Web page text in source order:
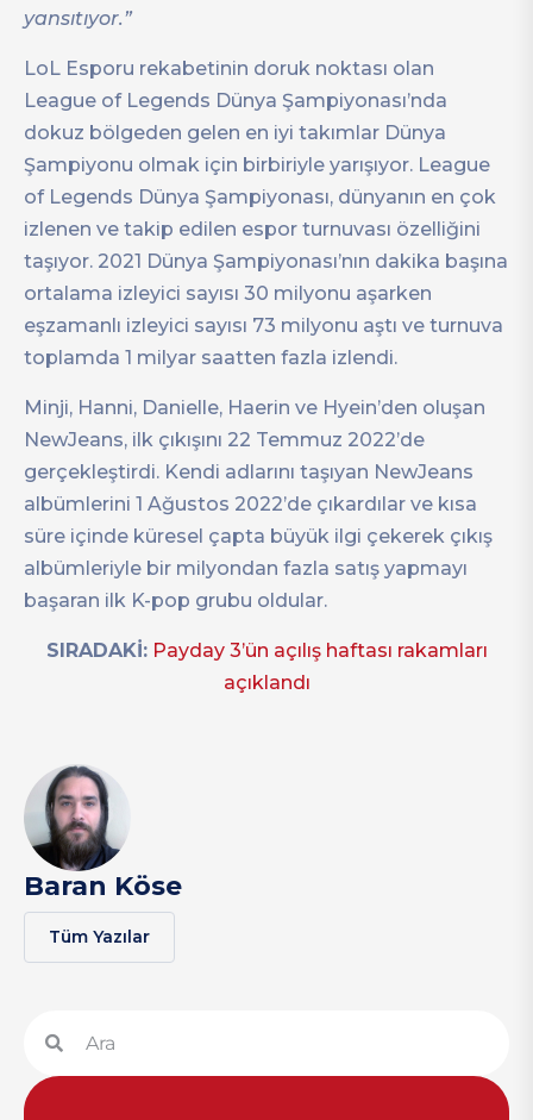
yansıtıyor.”
LoL Esporu rekabetinin doruk noktası olan
League of Legends Dünya Şampiyonası’nda
dokuz bölgeden gelen en iyi takımlar Dünya
Şampiyonu olmak için birbiriyle yarışıyor. League
of Legends Dünya Şampiyonası, dünyanın en çok
izlenen ve takip edilen espor turnuvası özelliğini
taşıyor. 2021 Dünya Şampiyonası’nın dakika başına
ortalama izleyici sayısı 30 milyonu aşarken
eşzamanlı izleyici sayısı 73 milyonu aştı ve turnuva
toplamda 1 milyar saatten fazla izlendi.
Minji, Hanni, Danielle, Haerin ve Hyein’den oluşan
NewJeans, ilk çıkışını 22 Temmuz 2022’de
gerçekleştirdi. Kendi adlarını taşıyan NewJeans
albümlerini 1 Ağustos 2022’de çıkardılar ve kısa
süre içinde küresel çapta büyük ilgi çekerek çıkış
albümleriyle bir milyondan fazla satış yapmayı
başaran ilk K-pop grubu oldular.
SIRADAKİ: Payday 3’ün açılış haftası rakamları
açıklandı
Baran Köse
Tüm Yazılar